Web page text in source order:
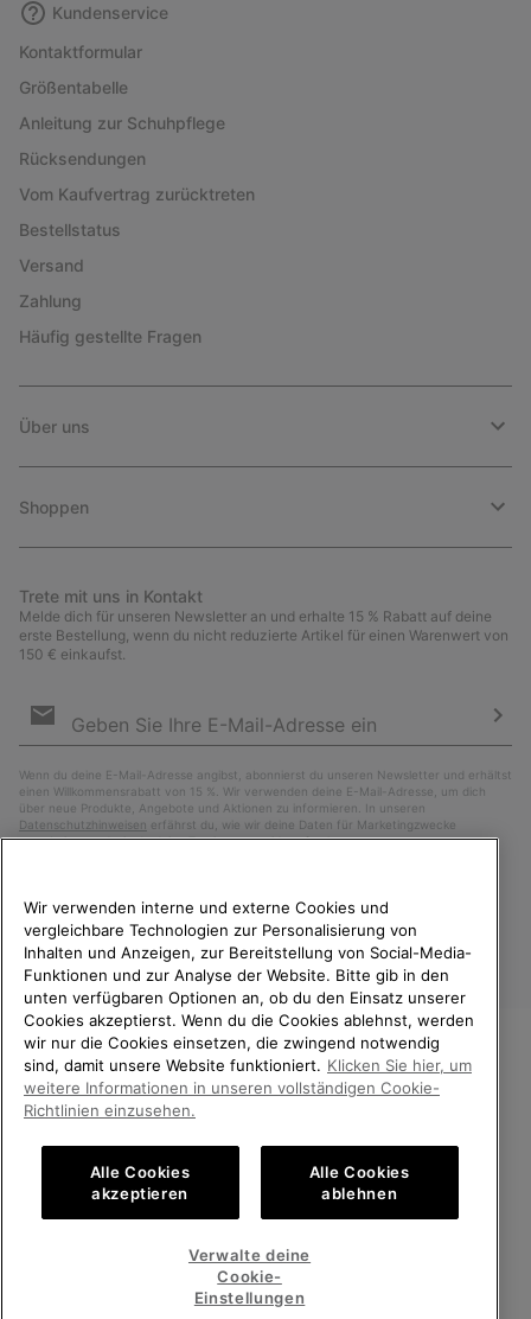
Kundenservice
Kontaktformular
Größentabelle
Anleitung zur Schuhpflege
Rücksendungen
Vom Kaufvertrag zurücktreten
Bestellstatus
Versand
Zahlung
Häufig gestellte Fragen
Über uns
Shoppen
Trete mit uns in Kontakt
Melde dich für unseren Newsletter an und erhalte 15 % Rabatt auf deine
erste Bestellung, wenn du nicht reduzierte Artikel für einen Warenwert von
150 € einkaufst.
Anmeldung
Wenn du deine E-Mail-Adresse angibst, abonnierst du unseren Newsletter und erhältst
einen Willkommensrabatt von 15 %. Wir verwenden deine E-Mail-Adresse, um dich
über neue Produkte, Angebote und Aktionen zu informieren. In unseren
Datenschutzhinweisen erfährst du, wie wir deine Daten für Marketingzwecke
verarbeiten und wie du deine Zustimmung widerrufen kannst.
Deutschland
©2026SOREL. Alle Rechte vorbehalten.
Datenschutz Nutzungsbedingungen
Allgemeine Verkaufsbedingungen Garantiebestimmungen
Impressum Public CBCR
Kundenservice: Mo- Fr. 9:00 - 13:00 & 14:00- 18:00 Uhr
WILLKOMMEN BEI SOREL.
BITTE WÄHLEN SIE IHR
LIEFERLAND.
Online-Einkauf verfügbar
Deutschland
Wir verwenden interne und externe Cookies und
vergleichbare Technologien zur Personalisierung von
Inhalten und Anzeigen, zur Bereitstellung von Social-Media-
Funktionen und zur Analyse der Website. Bitte gib in den
unten verfügbaren Optionen an, ob du den Einsatz unserer
Cookies akzeptierst. Wenn du die Cookies ablehnst, werden
wir nur die Cookies einsetzen, die zwingend notwendig
sind, damit unsere Website funktioniert. Klicken Sie hier, um
weitere Informationen in unseren vollständigen Cookie-
Richtlinien einzusehen.
Alle Cookies
akzeptieren
Alle Cookies
ablehnen
Verwalte deine
Cookie-
Einstellungen